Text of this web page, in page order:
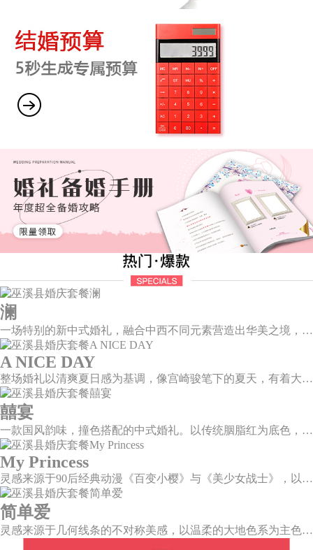
澜
一场特别的新中式婚礼，融合中西不同元素营造出华美之境，有庄严浪漫的西式证婚，也有含蓄深情的中式感恩，从古典到现代，从前世到今生，爱，隽永铭刻。
A NICE DAY
整场婚礼以清爽夏日感为基调，像宫崎骏笔下的夏天，有着大朵大朵像棉花糖似的白云，有蔚蓝蔚蓝的天空和青绿青绿的草地，有着童话世界里干净纯洁的美好，有着日系画风下的治愈感。
囍宴
一款国风韵味，撞色搭配的中式婚礼。以传统胭脂红为底色，黛蓝色花鸟点缀其中，热情的红色和低调的古风书画色相辅相成。
My Princess
灵感来源于90后经典动漫《百变小樱》与《美少女战士》，以柔美梦幻的马卡龙色系为主色调，融合精灵萌宠与星星魔法阵等元素，为遗落凡间的公主搭建一个召唤王子的舞台。
简单爱
灵感来源于几何线条的不对称美感，以温柔的大地色系为主色调，空间上，利用几何线条进行完美切割，配以柔和色系的花艺点缀，构造了一个温馨柔和、清新复古的空间。